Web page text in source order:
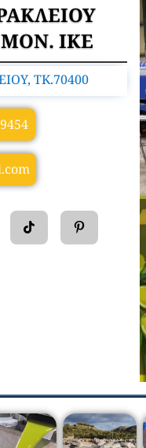
ΙΚΕ
TK.70400